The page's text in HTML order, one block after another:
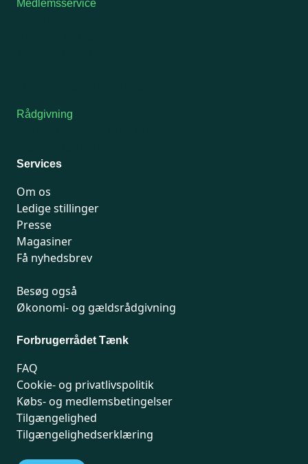
Medlemsservice
Rådgivning
Services
Om os
Ledige stillinger
Presse
Magasiner
Få nyhedsbrev
Besøg også
Økonomi- og gældsrådgivning
Forbrugerrådet Tænk
FAQ
Cookie- og privatlivspolitik
Købs- og medlemsbetingelser
Tilgængelighed
Tilgængelighedserklæring